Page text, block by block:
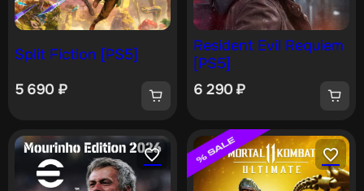
Split Fiction [PS5]
5 690 ₽
Resident Evil Requiem
[PS5]
6 290₽